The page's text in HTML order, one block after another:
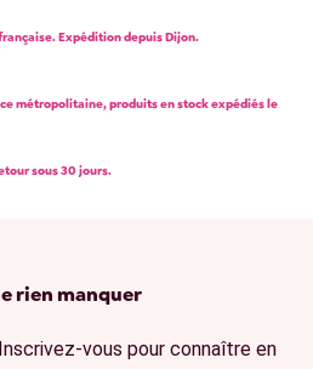
Expédition depuis Dijon.
métropolitaine, produits en stock expédiés le
sous 30 jours.
rien manquer
vous pour connaître en